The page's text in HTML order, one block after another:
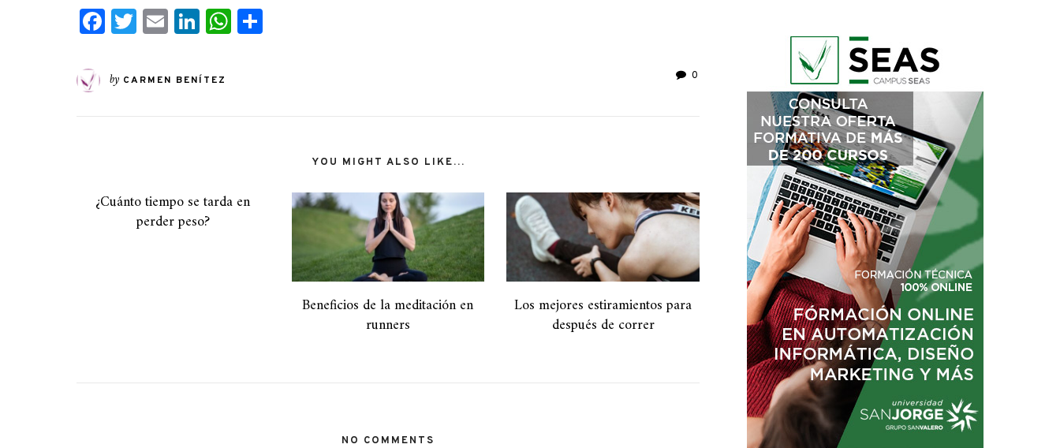
Facebook
Twitter
EmailLinkedIn
WhatsApp
by CARMEN BENÍTEZ 0
YOU MIGHT ALSO LIKE...
¿Cuánto tiempo se tarda en
perder peso?
Beneficios de la meditación en
runners
Los mejores estiramientos para
después de correr
NO COMMENTS